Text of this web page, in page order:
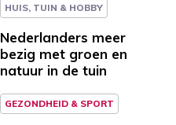
HUIS, TUIN & HOBBY
Nederlanders meer
bezig met groen en
natuur in de tuin
GEZONDHEID & SPORT